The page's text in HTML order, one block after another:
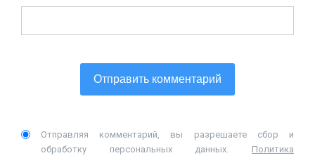
Отправляя комментарий, вы разрешаете сбор и
обработку персональных данных. Политика